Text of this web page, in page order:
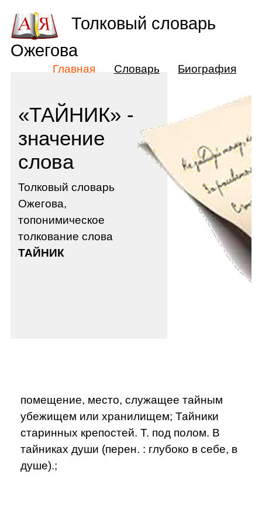
«ТАЙНИК» -
значение
слова
Толковый словарь
Ожегова,
топонимическое
толкование слова
ТАЙНИК
помещение, место, служащее тайным
убежищем или хранилищем; Тайники
старинных крепостей. Т. под полом. В
тайниках души (перен. : глубоко в себе, в
душе).;
Толковый словарь
Ожегова
Главная Словарь Биография